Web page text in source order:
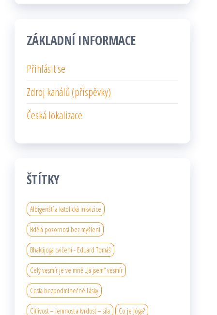
ZÁKLADNÍ INFORMACE
Přihlásit se
Zdroj kanálů (příspěvky)
Česká lokalizace
ŠTÍTKY
Albigenští a katolická inkvizice
Bdělá pozornost bez myšlení
Bhaktijoga cvičení - Eduard Tomáš
Celý vesmír je ve mně „Já jsem“ vesmír
Cesta bezpodmínečné Lásky
Citlivost – jemnost a tvrdost – síla Co je Jóga?